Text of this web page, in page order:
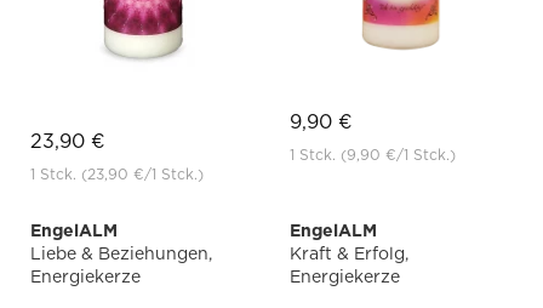
23,90 €
1 Stck. (23,90 €/1 Stck.)
9,90 €
1 Stck. (9,90 €/1 Stck.)
EngelALM
Liebe & Beziehungen,
Energiekerze
EngelALM
Kraft & Erfolg,
Energiekerze